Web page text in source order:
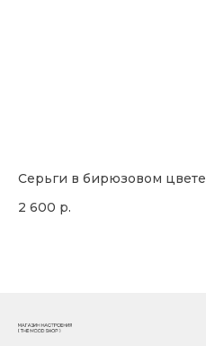
Серьги в бирюзовом цвете
2 600 р.